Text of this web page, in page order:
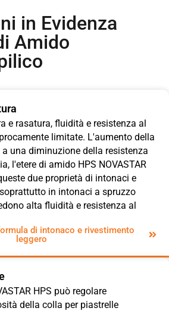
in Evidenza
Amido
e rasatura, fluidità e resistenza al
limitate. L'aumento della
una diminuzione della resistenza
l'etere di amido HPS NOVASTAR
due proprietà di intonaci e
in intonaci a spruzzo
alta fluidità e resistenza al
di intonaco e rivestimento
leggero
HPS può regolare
della colla per piastrelle